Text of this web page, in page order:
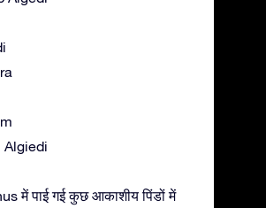
Algiedi
में पाई गई कुछ आकाशीय पिंडों में